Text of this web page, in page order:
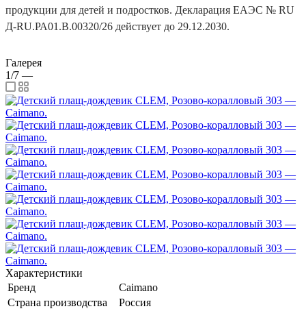
продукции для детей и подростков. Декларация ЕАЭС № RU
Д-RU.РА01.В.00320/26 действует до 29.12.2030.
Галерея
1/7 —
Характеристики
Бренд
Caimano
Страна производства
Россия